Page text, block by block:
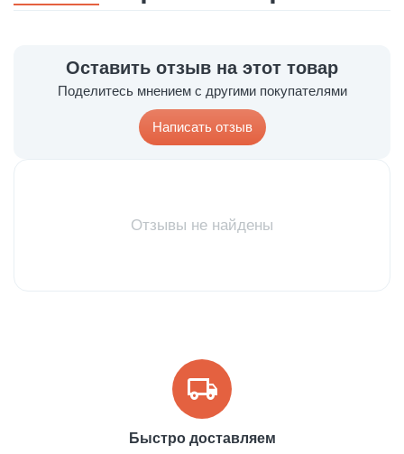
Оставить отзыв на этот товар
Поделитесь мнением с другими покупателями
Написать отзыв
Отзывы не найдены
Быстро доставляем